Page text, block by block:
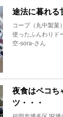
途法に暮れる
コープ（丸中製菓
使ったふんわりド
空-sora-さん
夜食はペコち
ツ・・・